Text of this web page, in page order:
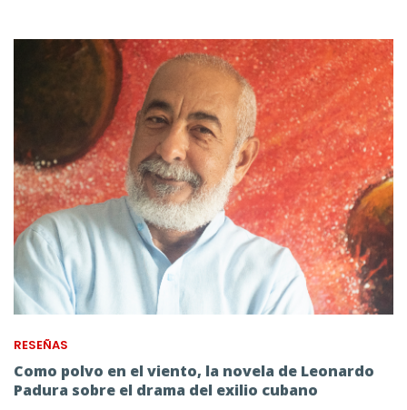
RESEÑAS
Como polvo en el viento, la novela de Leonardo
Padura sobre el drama del exilio cubano